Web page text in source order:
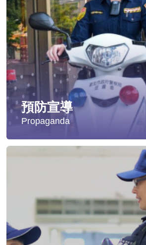
當你遭受到家庭暴力時該如何處
預防宣導
Propaganda
影音專區
交通安全